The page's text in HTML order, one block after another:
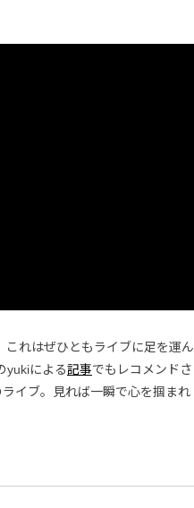
これはぜひともライブに足を運ん
yukiによる記事でもレコメンドさ
イブ。見れば一瞬で心を掴まれ